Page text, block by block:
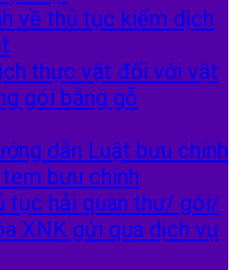
về thủ tục kiểm dịch
thực vật đối với vật
gói bằng gỗ
dẫn Luật bưu chính
bưu chính
tục hải quan thư/ gói/
XNK gửi qua dịch vụ